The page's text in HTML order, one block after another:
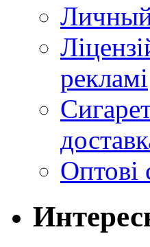
рекламі
Оптові